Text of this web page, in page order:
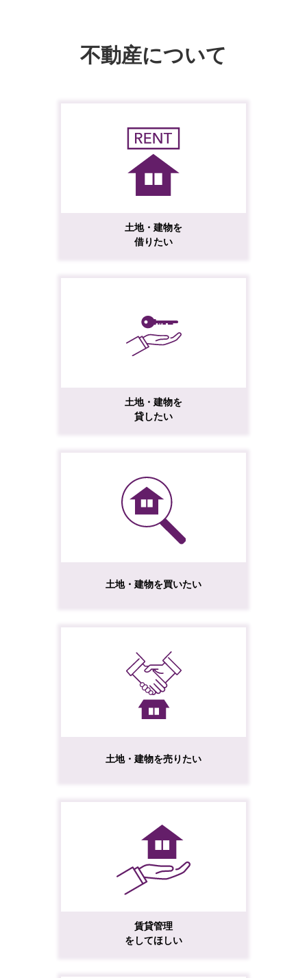
不動産について
土地・建物を
借りたい
土地・建物を
貸したい
土地・建物を買いたい
土地・建物を売りたい
賃貸管理
をしてほしい